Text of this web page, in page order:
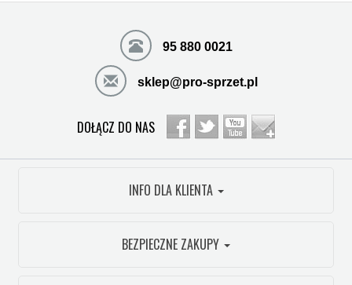
95 880 0021
sklep@pro-sprzet.pl
DOŁĄCZ DO NAS
INFO DLA KLIENTA
BEZPIECZNE ZAKUPY